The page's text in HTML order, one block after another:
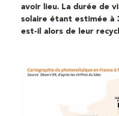
avoir lieu. La durée de
solaire étant estimée à
est-il alors de leur